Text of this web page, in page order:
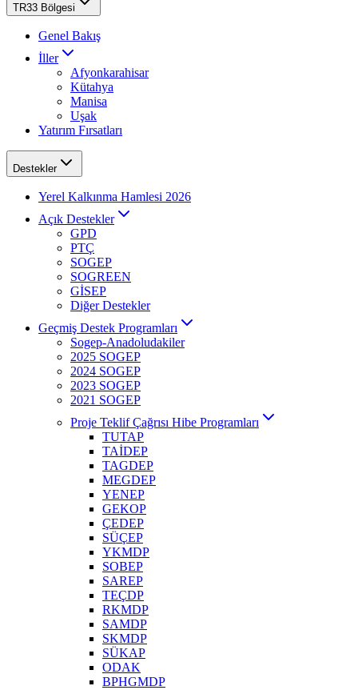
TR33 Bölgesi
Genel Bakış
İller
Afyonkarahisar
Kütahya
Manisa
Uşak
Yatırım Fırsatları
Destekler
Yerel Kalkınma Hamlesi 2026
Açık Destekler
GPD
PTÇ
SOGEP
SOGREEN
GİSEP
Diğer Destekler
Geçmiş Destek Programları
Sogep-Anadoludakiler
2025 SOGEP
2024 SOGEP
2023 SOGEP
2021 SOGEP
Proje Teklif Çağrısı Hibe Programları
TUTAP
TAİDEP
TAGDEP
MEGDEP
YENEP
GEKOP
ÇEDEP
SÜÇEP
YKMDP
SOBEP
SAREP
TEÇDP
RKMDP
SAMDP
SKMDP
SÜKAP
ODAK
BPHGMDP